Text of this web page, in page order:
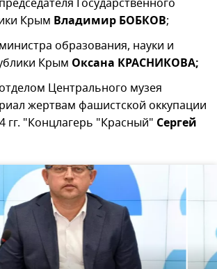
Крым Владимир БОБКОВ;
образования, науки и
Крым Оксана КРАСНИКОВА;
Центрального музея
жертвам фашистской оккупации
гг. "Концлагерь "Красный" Сергей